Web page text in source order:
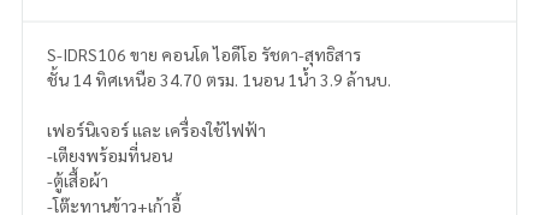
S-IDRS106 ขาย คอนโด ไอดีโอ รัชดา-สุทธิสาร
ชั้น 14 ทิศเหนือ 34.70 ตรม. 1นอน 1น้ำ 3.9 ล้านบ.
เฟอร์นิเจอร์ และ เครื่องใช้ไฟฟ้า
-เตียงพร้อมที่นอน
-ตู้เสื้อผ้า
-โต๊ะทานข้าว+เก้าอี้